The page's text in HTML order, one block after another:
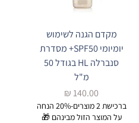
מקדם הגנה לשימוש
יומיומי SPF50+ מסדרת
סנברלה HL בגודל 50
מ"ל
מחיר
ברכישת 2 מוצרים-20% הנחה
על המוצר הזול מבינהם 🎁